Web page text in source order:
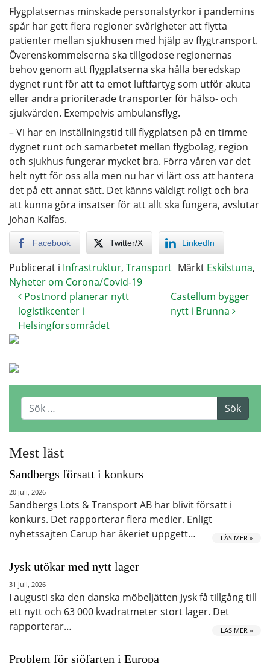
Flygplatsernas minskade personalstyrkor i pandemins
spår har gett flera regioner svårigheter att flytta
patienter mellan sjukhusen med hjälp av flygtransport.
Överenskommelserna ska tillgodose regionernas
behov genom att flygplatserna ska hålla beredskap
dygnet runt för att ta emot luftfartyg som utför akuta
eller andra prioriterade transporter för hälso- och
sjukvården. Exempelvis ambulansflyg.
– Vi har en inställningstid till flygplatsen på en timme
dygnet runt och samarbetet mellan flygbolag, region
och sjukhus fungerar mycket bra. Förra våren var det
helt nytt för oss alla men nu har vi lärt oss att hantera
det på ett annat sätt. Det känns väldigt roligt och bra
att kunna göra insatser för att allt ska fungera, avslutar
Johan Kalfas.
Facebook Twitter/X LinkedIn
Publicerat i Infrastruktur, Transport Märkt Eskilstuna,
Nyheter om Corona/Covid-19
Postnord planerar nytt
logistikcenter i
Helsingforsområdet
Castellum bygger
nytt i Brunna
Mest läst
Sandbergs försatt i konkurs
20 juli, 2026
Sandbergs Lots & Transport AB har blivit försatt i
konkurs. Det rapporterar flera medier. Enligt
nyhetssajten Carup har åkeriet uppgett…
LÄS MER »
Jysk utökar med nytt lager
31 juli, 2026
I augusti ska den danska möbeljätten Jysk få tillgång till
ett nytt och 63 000 kvadratmeter stort lager. Det
rapporterar…
LÄS MER »
Problem för sjöfarten i Europa